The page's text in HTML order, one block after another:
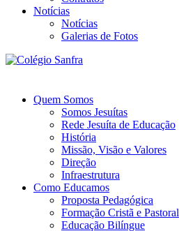
Notícias
Notícias
Galerias de Fotos
Quem Somos
Somos Jesuítas
Rede Jesuíta de Educação
História
Missão, Visão e Valores
Direção
Infraestrutura
Como Educamos
Proposta Pedagógica
Formação Cristã e Pastoral
Educação Bilíngue